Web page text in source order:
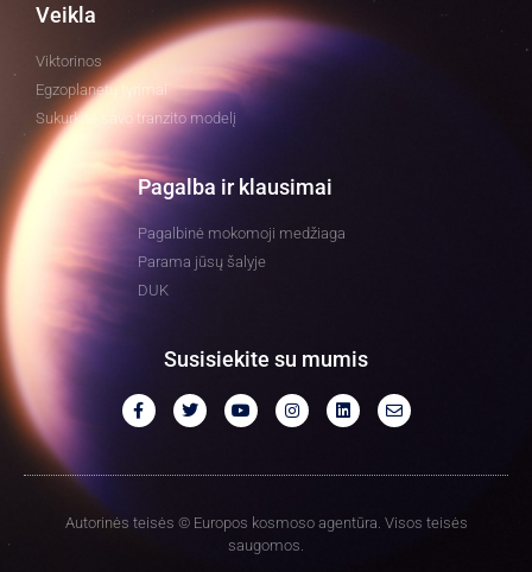
Veikla
Viktorinos
Egzoplanetų tyrimai
Sukurkite savo tranzito modelį
Pagalba ir klausimai
Pagalbinė mokomoji medžiaga
Parama jūsų šalyje
DUK
Susisiekite su mumis
Autorinės teisės © Europos kosmoso agentūra. Visos teisės
saugomos.